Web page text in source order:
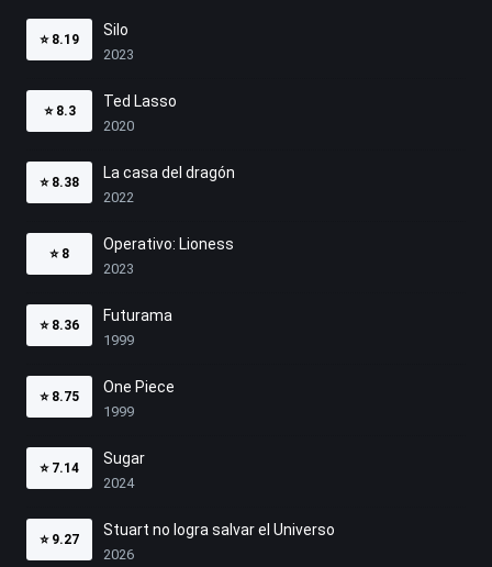
⭐ 8.19
Silo
2023
⭐ 8.3
Ted Lasso
2020
⭐ 8.38
La casa del dragón
2022
⭐ 8
Operativo: Lioness
2023
⭐ 8.36
Futurama
1999
⭐ 8.75
One Piece
1999
⭐ 7.14
Sugar
2024
⭐ 9.27
Stuart no logra salvar el Universo
2026